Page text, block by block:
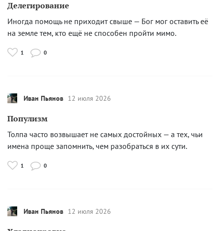
Делегирование
Иногда помощь не приходит свыше — Бог мог оставить её
на земле тем, кто ещё не способен пройти мимо.
1 0
Иван Пьянов 12 июля 2026
Популизм
Толпа часто возвышает не самых достойных — а тех, чьи
имена проще запомнить, чем разобраться в их сути.
1 0
Иван Пьянов 12 июля 2026